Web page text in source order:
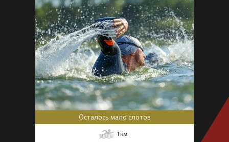
Осталось мало слотов
1 км